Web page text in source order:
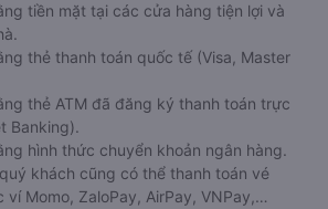
tiền mặt tại các cửa hàng tiện lợi và
thẻ thanh toán quốc tế (Visa, Master
thẻ ATM đã đăng ký thanh toán trực
Banking).
hình thức chuyển khoản ngân hàng.
khách cũng có thể thanh toán vé
ví Momo, ZaloPay, AirPay, VNPay,…